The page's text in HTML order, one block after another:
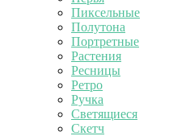
Пиксельные
Полутона
Портретные
Растения
Ресницы
Ретро
Ручка
Светящиеся
Скетч